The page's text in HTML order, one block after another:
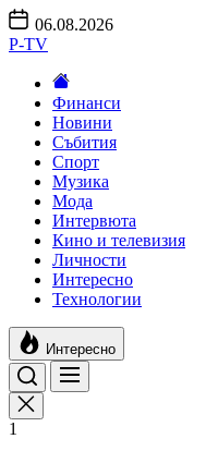
Skip
to
the
content
06.08.2026
P-TV
Финанси
Новини
Събития
Спорт
Музика
Мода
Интервюта
Кино и телевизия
Личности
Интересно
Технологии
Интересно
1